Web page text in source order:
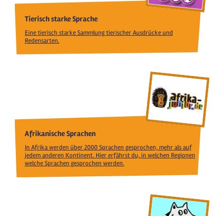
Tierisch starke Sprache
Eine tierisch starke Sammlung tierischer Ausdrücke und
Redensarten.
Afrikanische Sprachen
In Afrika werden über 2000 Sprachen gesprochen, mehr als auf
jedem anderen Kontinent. Hier erfährst du, in welchen Regionen
welche Sprachen gesprochen werden.